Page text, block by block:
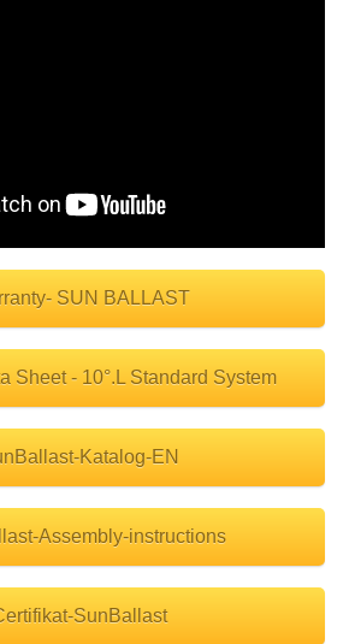
SUN BALLAST
Sheet - 10°.L Standard System
Katalog-EN
Assembly-instructions
SunBallast